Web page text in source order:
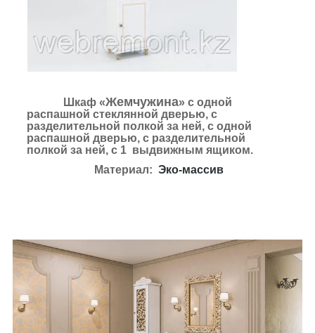
Шкаф «Жемчужина» с одной
распашной стеклянной дверью, с
разделительной полкой за ней, с одной
распашной дверью, с разделительной
полкой за ней, с 1 выдвижным ящиком.
Материал: Эко-массив